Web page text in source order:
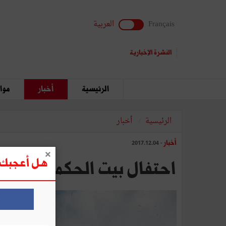
Français العربية
النشرة الإخبارية
الرئيسية أخبار
الرئيسية أخبار
أخبار - 2017.12.04
احتفال بيت الحكمة باليوم
هل أعجبك